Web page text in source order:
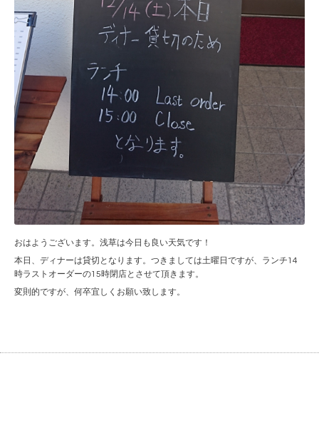
おはようございます。浅草は今日も良い天気です！
本日、ディナーは貸切となります。つきましては土曜日ですが、ランチ14
時ラストオーダーの15時閉店とさせて頂きます。
変則的ですが、何卒宜しくお願い致します。